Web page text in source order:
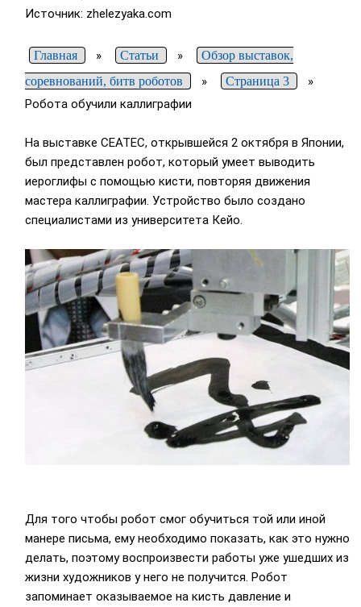
Источник: zhelezyaka.com
Главная » Статьи »
Обзор выставок,
соревнований, битв роботов
» Страница 3
»
Робота обучили каллиграфии
На выставке CEATEC, открывшейся 2 октября в Японии,
был представлен робот, который умеет выводить
иероглифы с помощью кисти, повторяя движения
мастера каллиграфии. Устройство было создано
специалистами из университета Кейо.
Для того чтобы робот смог обучиться той или иной
манере письма, ему необходимо показать, как это нужно
делать, поэтому воспроизвести работы уже ушедших из
жизни художников у него не получится. Робот
запоминает оказываемое на кисть давление и